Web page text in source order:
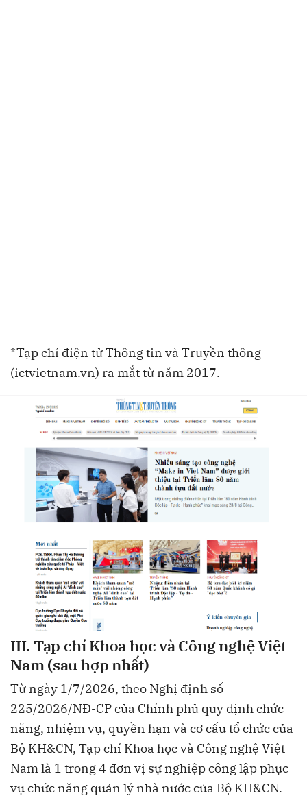
*Tạp chí điện tử Thông tin và Truyền thông
(ictvietnam.vn) ra mắt từ năm 2017.
III. Tạp chí Khoa học và Công nghệ Việt
Nam (sau hợp nhất)
Từ ngày 1/7/2026, theo Nghị định số
225/2026/NĐ-CP của Chính phủ quy định chức
năng, nhiệm vụ, quyền hạn và cơ cấu tổ chức của
Bộ KH&CN, Tạp chí Khoa học và Công nghệ Việt
Nam là 1 trong 4 đơn vị sự nghiệp công lập phục
vụ chức năng quản lý nhà nước của Bộ KH&CN.